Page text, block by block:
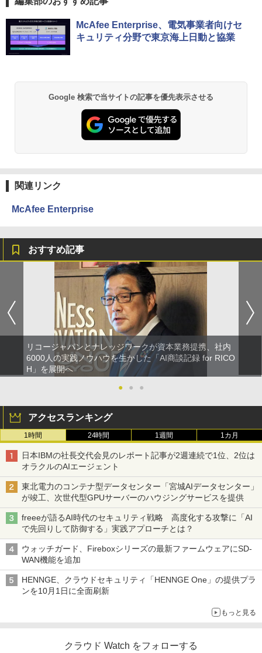
McAfee Enterprise、電気事業者向けセ
キュリティ分野で東京海上日動と協業
Google 検索で当サイトの記事を優先表示させる
関連リンク
McAfee Enterprise
おすすめ記事
リコージャパンとナレッジワークが資本業務提携、社内
6000人の実践ノウハウを生かした「AI商談記録 for RICO
H」を展開へ
●
● ●
アクセスランキング
1時間 24時間 1週間 1カ月
日本IBMの社長交代会見のレポート記事が2週連続で1位、2位は
オラクルのAIエージェント
東北電力のコンテナ型データセンター「宮城AIデータセンター」
が竣工、次世代型GPUサーバーのハウジングサービスを提供
freeeが語るAI時代のセキュリティ戦略 高度化する攻撃に「AI
で先回りして防御する」実践アプローチとは？
ウォッチガード、Fireboxシリーズの最新ファームウェアにSD-
WAN機能を追加
HENNGE、クラウドセキュリティ「HENNGE One」の提供プラ
ンを10月1日に全面刷新
もっと見る
クラウド Watch をフォローする